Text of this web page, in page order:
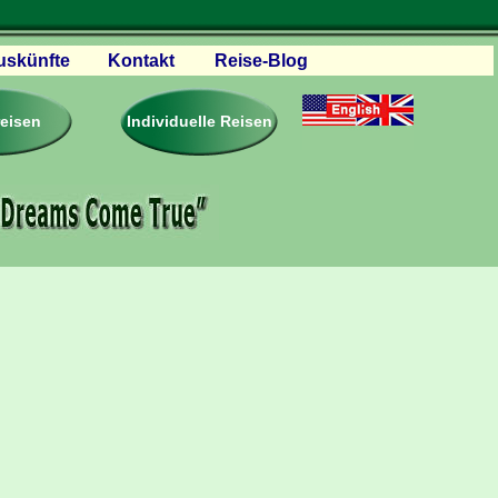
– Reviews
Firmen & Links
Kontakt Reise-Blog
Individuelle Reisen